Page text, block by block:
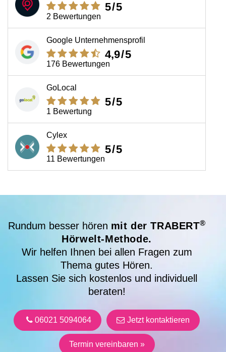
5/5
2 Bewertungen
Google Unternehmensprofil
4,9/5
176 Bewertungen
GoLocal
5/5
1 Bewertung
Cylex
5/5
11 Bewertungen
Rundum besser hören mit der TRABERT®
Hörwelt-Methode.
Wir helfen Ihnen bei allen Fragen zum
Thema gutes Hören.
Lassen Sie sich kostenlos und individuell
beraten!
06021 5094064 Jetzt kontaktieren
Termin vereinbaren »